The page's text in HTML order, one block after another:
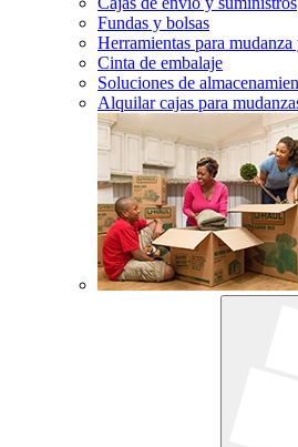
Fundas y bolsas
Herramientas para
Cinta de embalaje
Soluciones de
Alquilar cajas para